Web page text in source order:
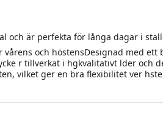
och är perfekta för långa dagar i
vårens och höstensDesignad med
r tillverkat i hgkvalitativt lder och
vilket ger en bra flexibilitet ver